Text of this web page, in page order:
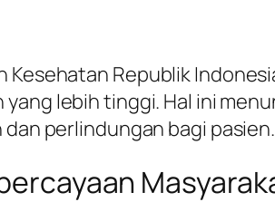
Kesehatan Republik
lebih tinggi. Hal ini
perlindungan bagi pasien.